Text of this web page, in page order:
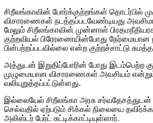
சிறீலங்காவின் போர்க்குற்றங்கள் தொடர்பில்
விசாரணைகள் நடத்தப்படவேண்டியது
மேலும் சிறீலங்காவின் முன்னாள்
குற்றவியல் பிரேரணையின்போது நேர்மையான
பின்பற்றப்படவில்லை என்ற குற்றச்சாட்டு
அத்துடன் இறுதிப்போரின் போது இடம்பெற்ற
முழுமையான விசாரணைகள் அவசியம்
வலியுறுத்தப்பட்டுள்ளது.
இல்லையேல் சிறீலங்கா அரசு
செல்வதில் ஏற்படும் சிக்கல் நிலையை தவிர்க்க
அலிஸ்டர் பேர்ட் சுட்டிக்காட்டியுள்ளார்.